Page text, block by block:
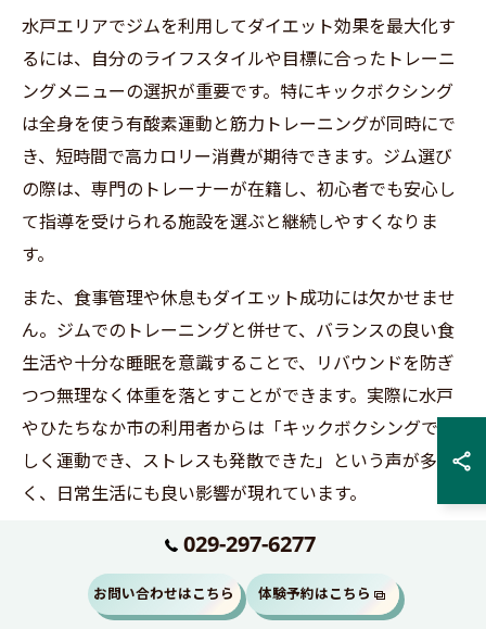
水戸エリアでジムを利用してダイエット効果を最大化す
るには、自分のライフスタイルや目標に合ったトレーニ
ングメニューの選択が重要です。特にキックボクシング
は全身を使う有酸素運動と筋力トレーニングが同時にで
き、短時間で高カロリー消費が期待できます。ジム選び
の際は、専門のトレーナーが在籍し、初心者でも安心し
て指導を受けられる施設を選ぶと継続しやすくなりま
す。
また、食事管理や休息もダイエット成功には欠かせませ
ん。ジムでのトレーニングと併せて、バランスの良い食
生活や十分な睡眠を意識することで、リバウンドを防ぎ
つつ無理なく体重を落とすことができます。実際に水戸
やひたちなか市の利用者からは「キックボクシングで楽
しく運動でき、ストレスも発散できた」という声が多
く、日常生活にも良い影響が現れています。
キックボクシングがダイエットに最適な理由
キックボクシングがダイエットに最適とされる理由は、
029-297-6277
お問い合わせはこちら 体験予約はこちら